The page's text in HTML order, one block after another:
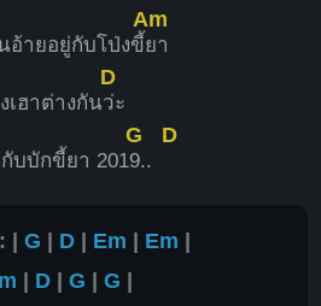
อ้ายอยู่กับโป่งขี้
Am
ยา
เฮาต่างกัน
D
ว่ะ
บบักขี้ยา 201
G
9..
D
| G | D| Em | Em |
| D| G | G |